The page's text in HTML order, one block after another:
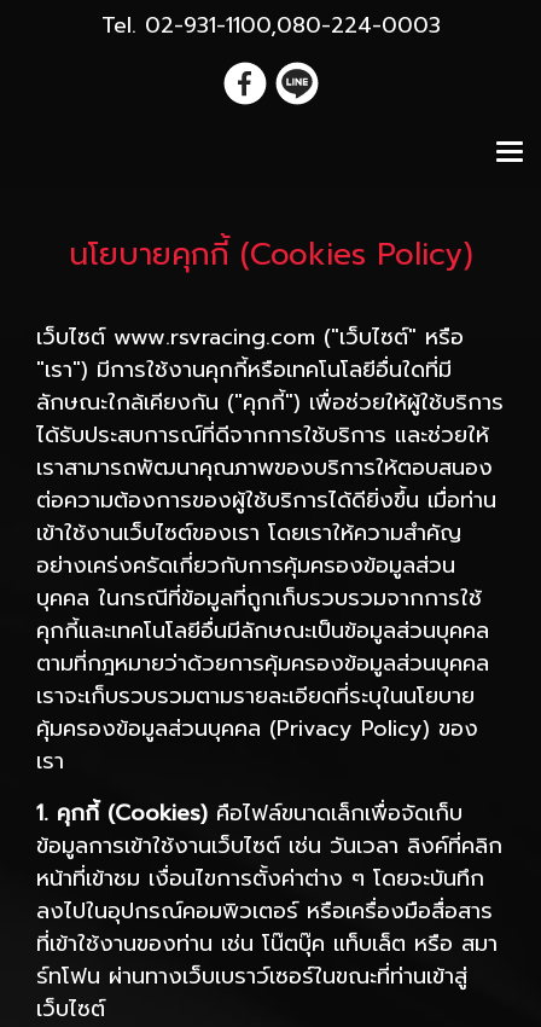
Tel. 02-931-1100,080-224-0003
นโยบายคุกกี้ (Cookies Policy)
เว็บไซต์ www.rsvracing.com ("เว็บไซต์" หรือ
"เรา") มีการใช้งานคุกกี้หรือเทคโนโลยีอื่นใดที่มี
ลักษณะใกล้เคียงกัน ("คุกกี้") เพื่อช่วยให้ผู้ใช้บริการ
ได้รับประสบการณ์ที่ดีจากการใช้บริการ และช่วยให้
เราสามารถพัฒนาคุณภาพของบริการให้ตอบสนอง
ต่อความต้องการของผู้ใช้บริการได้ดียิ่งขึ้น เมื่อท่าน
เข้าใช้งานเว็บไซต์ของเรา โดยเราให้ความสำคัญ
อย่างเคร่งครัดเกี่ยวกับการคุ้มครองข้อมูลส่วน
บุคคล ในกรณีที่ข้อมูลที่ถูกเก็บรวบรวมจากการใช้
คุกกี้และเทคโนโลยีอื่นมีลักษณะเป็นข้อมูลส่วนบุคคล
ตามที่กฎหมายว่าด้วยการคุ้มครองข้อมูลส่วนบุคคล
เราจะเก็บรวบรวมตามรายละเอียดที่ระบุในนโยบาย
คุ้มครองข้อมูลส่วนบุคคล (Privacy Policy) ของ
เรา
1. คุกกี้ (Cookies) คือไฟล์ขนาดเล็กเพื่อจัดเก็บ
ข้อมูลการเข้าใช้งานเว็บไซต์ เช่น วันเวลา ลิงค์ที่คลิก
หน้าที่เข้าชม เงื่อนไขการตั้งค่าต่าง ๆ โดยจะบันทึก
ลงไปในอุปกรณ์คอมพิวเตอร์ หรือเครื่องมือสื่อสาร
ที่เข้าใช้งานของท่าน เช่น โน๊ตบุ๊ค แท็บเล็ต หรือ สมา
ร์ทโฟน ผ่านทางเว็บเบราว์เซอร์ในขณะที่ท่านเข้าสู่
เว็บไซต์